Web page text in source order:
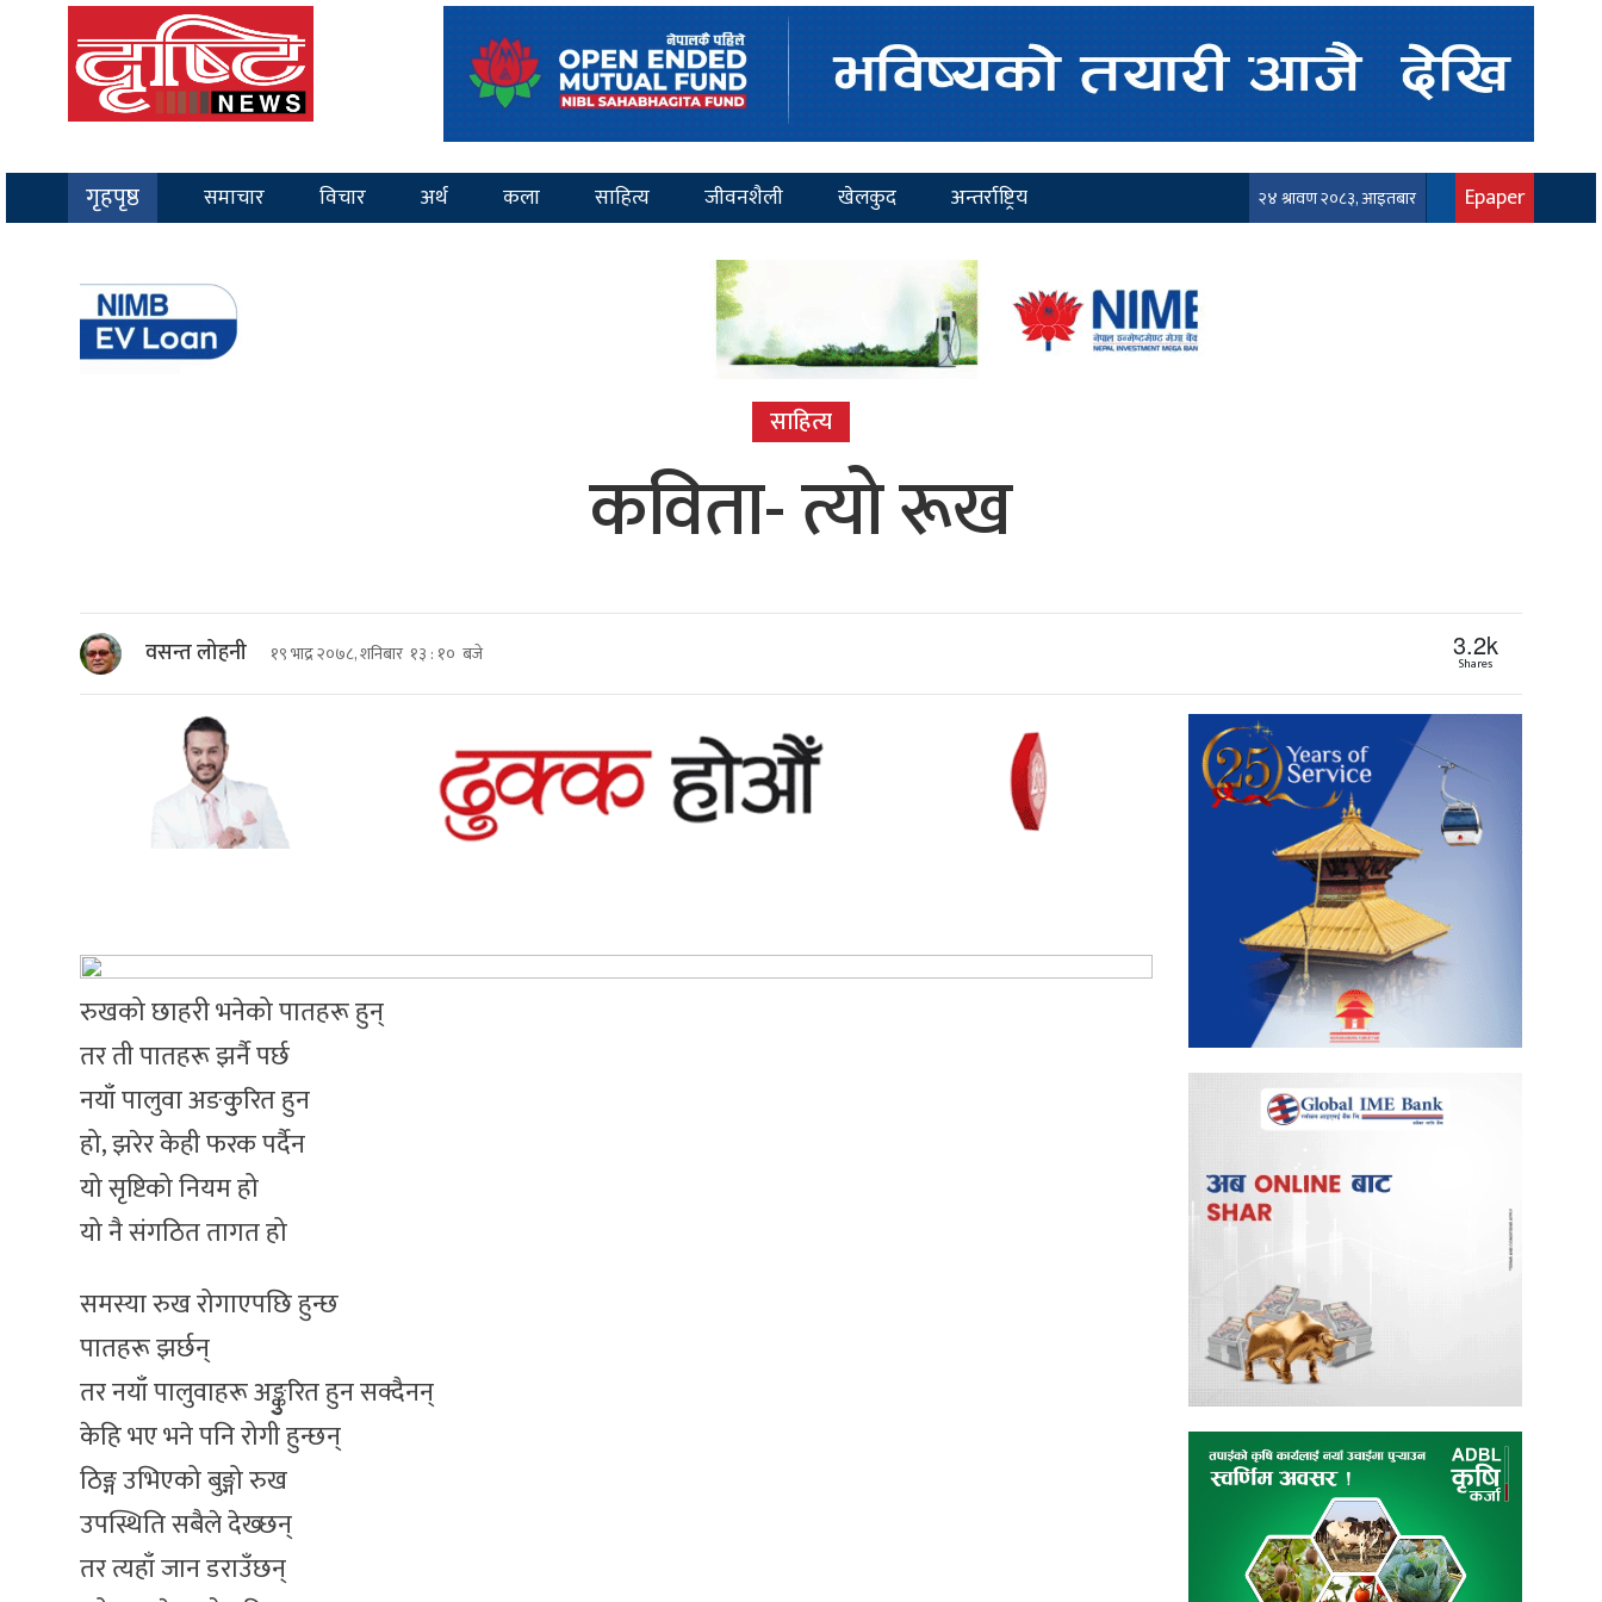
गृहपृष्ठ समाचार विचार अर्थ कला साहित्य जीवनशैली खेलकुद अन्तर्राष्ट्रिय २४ श्रावण २०८३, आइतबार Epaper
साहित्य
कविता- त्यो रूख
वसन्त लोहनी १९ भाद्र २०७८, शनिबार १३ : १० बजे 3.2k
Shares
रुखको छाहरी भनेको पातहरू हुन्
तर ती पातहरू झर्नै पर्छ
नयाँ पालुवा अङकुुरित हुन
हो, झरेर केही फरक पर्दैन
यो सृष्टिको नियम हो
यो नै संगठित तागत हो
समस्या रुख रोगाएपछि हुन्छ
पातहरू झर्छन्
तर नयाँ पालुवाहरू अङ्कुुरित हुन सक्दैनन्
केहि भए भने पनि रोगी हुन्छन्
ठिङ्ग उभिएको बुङ्गो रुख
उपस्थिति सबैले देख्छन्
तर त्यहाँ जान डराउँछन्